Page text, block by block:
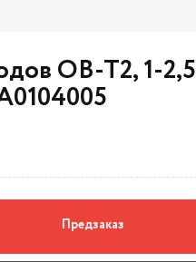
OB-T2, 1-2,5
Предзаказ